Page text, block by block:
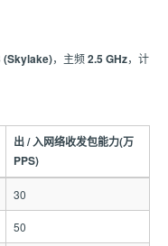
(Skylake)，主频2.5 GHz，计
出 / 入网络收发包能力(万
PPS)
30
50